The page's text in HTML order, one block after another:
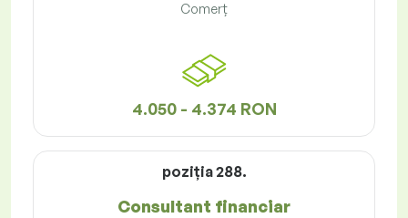
Comerț
4.050 - 4.374 RON
poziţia 288.
Consultant financiar